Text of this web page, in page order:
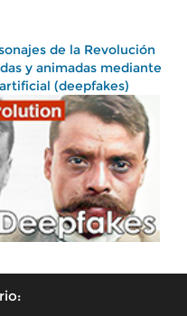
de la Revolución
y animadas mediante
(deepfakes)